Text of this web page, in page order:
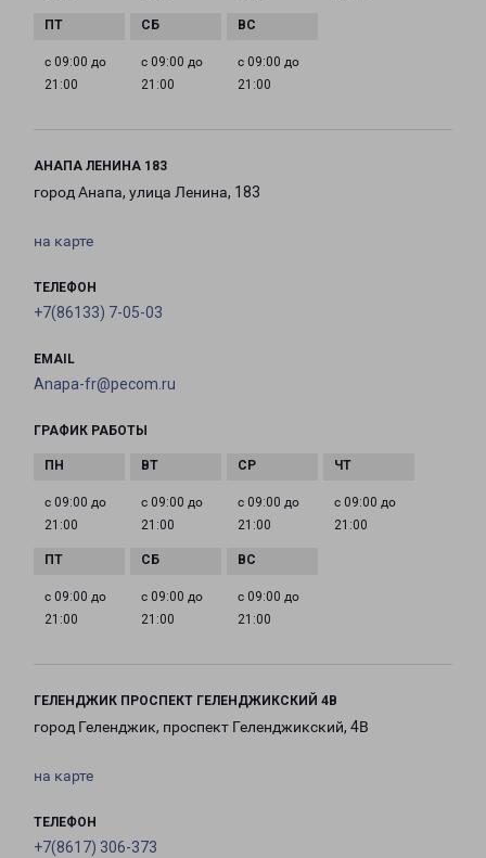
с 09:00 до
21:00
с 09:00 до
21:00
с 09:00 до
21:00
АНАПА ЛЕНИНА 183
город Анапа, улица Ленина, 183
на карте
ТЕЛЕФОН
+7(86133) 7-05-03
EMAIL
Anapa-fr@pecom.ru
ГРАФИК РАБОТЫ
с 09:00 до
21:00
с 09:00 до
21:00
с 09:00 до
21:00
с 09:00 до
21:00
с 09:00 до
21:00
с 09:00 до
21:00
с 09:00 до
21:00
ГЕЛЕНДЖИК ПРОСПЕКТ ГЕЛЕНДЖИКСКИЙ 4В
город Геленджик, проспект Геленджикский, 4В
на карте
ТЕЛЕФОН
+7(8617) 306-373